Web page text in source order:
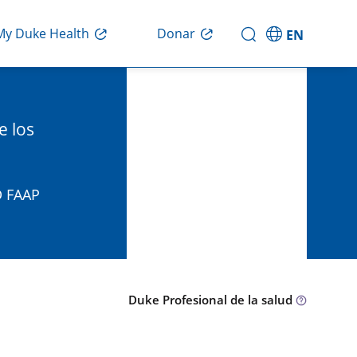
Duke Health Donar EN
los
Duke Profesional de la salud